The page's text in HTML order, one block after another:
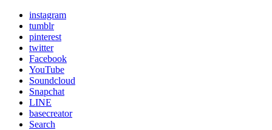
instagram
tumblr
pinterest
twitter
Facebook
YouTube
Soundcloud
Snapchat
LINE
basecreator
Search